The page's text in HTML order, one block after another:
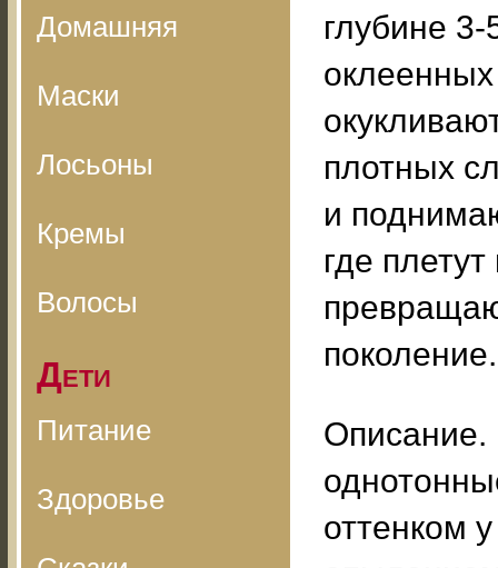
Домашняя
Маски
Лосьоны
Кремы
Волосы
Дети
Питание
Здоровье
глубине
плотных
и
где
поколение.
Описание.
оттенком